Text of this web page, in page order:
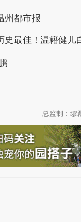
都市报
史最佳！温籍健儿
总监制：缪